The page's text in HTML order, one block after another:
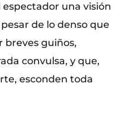
una visión
de lo denso que
breves guiños,
convulsa, y que,
esconden toda